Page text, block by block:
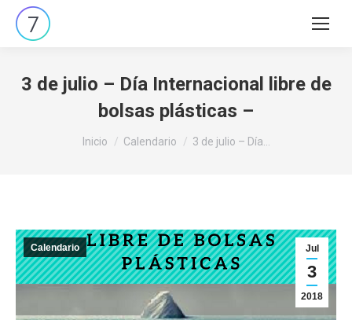
Buscar:
3 de julio – Día Internacional libre de
bolsas plásticas –
Estás aquí:
Inicio Calendario 3 de julio – Día…
Jul
3
2018
Calendario